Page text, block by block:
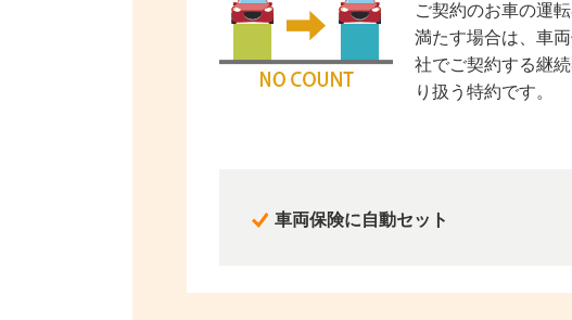
ご契約のお車の運
満たす場合は、車
社でご契約する継
り扱う特約です。
車両保険に自動セット